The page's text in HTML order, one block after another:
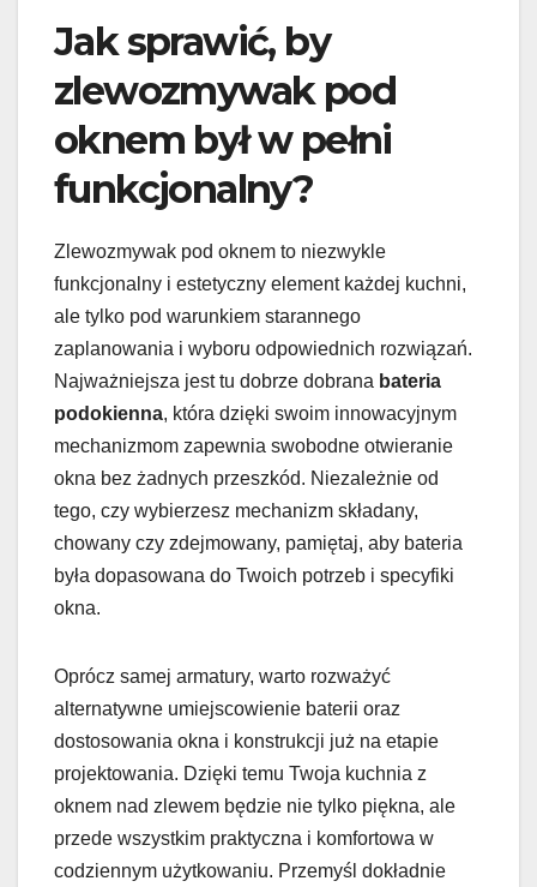
Jak sprawić, by
zlewozmywak pod
oknem był w pełni
funkcjonalny?
Zlewozmywak pod oknem to niezwykle
funkcjonalny i estetyczny element każdej kuchni,
ale tylko pod warunkiem starannego
zaplanowania i wyboru odpowiednich rozwiązań.
Najważniejsza jest tu dobrze dobrana bateria
podokienna, która dzięki swoim innowacyjnym
mechanizmom zapewnia swobodne otwieranie
okna bez żadnych przeszkód. Niezależnie od
tego, czy wybierzesz mechanizm składany,
chowany czy zdejmowany, pamiętaj, aby bateria
była dopasowana do Twoich potrzeb i specyfiki
okna.
Oprócz samej armatury, warto rozważyć
alternatywne umiejscowienie baterii oraz
dostosowania okna i konstrukcji już na etapie
projektowania. Dzięki temu Twoja kuchnia z
oknem nad zlewem będzie nie tylko piękna, ale
przede wszystkim praktyczna i komfortowa w
codziennym użytkowaniu. Przemyśl dokładnie